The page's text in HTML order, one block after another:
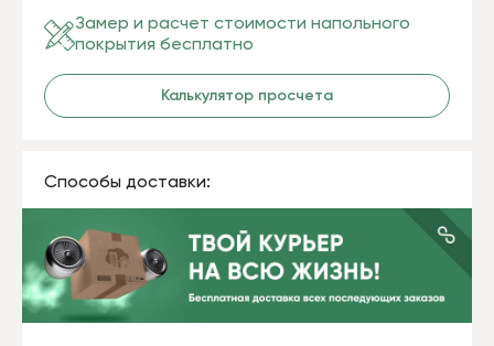
Замер и расчет стоимости напольного
покрытия бесплатно
Калькулятор просчета
Способы доставки: